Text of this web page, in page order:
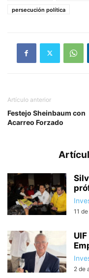
persecución política
Artículo anterior
Festejo Sheinbaum con
Acarreo Forzado
11
2 de